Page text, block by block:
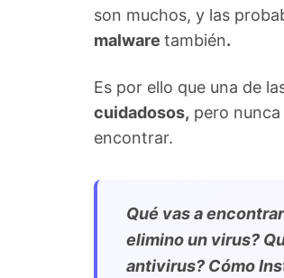
son muchos, y las
malware también.
Es por ello que una de
cuidadosos, pero
encontrar.
Qué vas a
elimino un virus?
antivirus? Cómo